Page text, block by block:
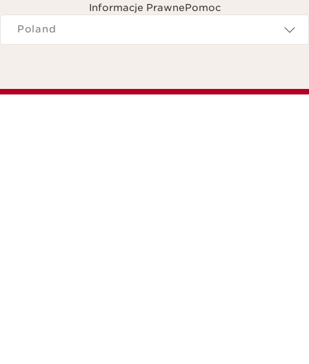
Informacje PrawnePomoc
Navigates to
Poland